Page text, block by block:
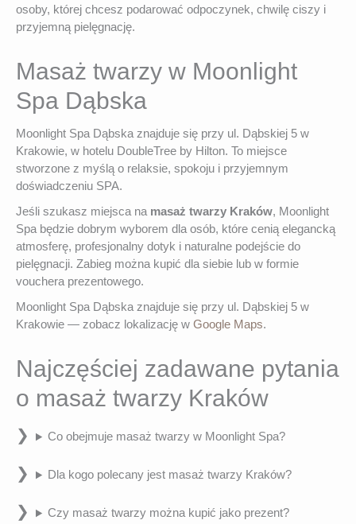
osoby, której chcesz podarować odpoczynek, chwilę ciszy i
przyjemną pielęgnację.
Masaż twarzy w Moonlight
Spa Dąbska
Moonlight Spa Dąbska znajduje się przy ul. Dąbskiej 5 w
Krakowie, w hotelu DoubleTree by Hilton. To miejsce
stworzone z myślą o relaksie, spokoju i przyjemnym
doświadczeniu SPA.
Jeśli szukasz miejsca na masaż twarzy Kraków, Moonlight
Spa będzie dobrym wyborem dla osób, które cenią elegancką
atmosferę, profesjonalny dotyk i naturalne podejście do
pielęgnacji. Zabieg można kupić dla siebie lub w formie
vouchera prezentowego.
Moonlight Spa Dąbska znajduje się przy ul. Dąbskiej 5 w
Krakowie — zobacz lokalizację w Google Maps.
Najczęściej zadawane pytania
o masaż twarzy Kraków
Co obejmuje masaż twarzy w Moonlight Spa?
Dla kogo polecany jest masaż twarzy Kraków?
Czy masaż twarzy można kupić jako prezent?